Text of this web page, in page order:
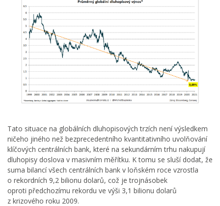
Tato situace na globálních dluhopisových trzích není výsledkem
ničeho jiného než bezprecedentního kvantitativního uvolňování
klíčových centrálních bank, které na sekundárním trhu nakupují
dluhopisy doslova v masivním měřítku. K tomu se sluší dodat, že
suma bilancí všech centrálních bank v loňském roce vzrostla
o rekordních 9,2 bilionu dolarů, což je trojnásobek
oproti předchozímu rekordu ve výši 3,1 bilionu dolarů
z krizového roku 2009.